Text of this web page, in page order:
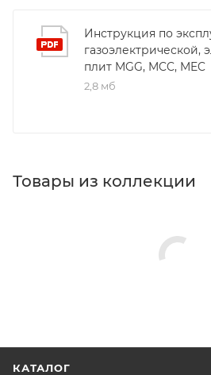
Инструкция по
газоэлектрической,
плит MGG, MCC, MEC
2,8 мб
Товары из коллекции
КАТАЛОГ